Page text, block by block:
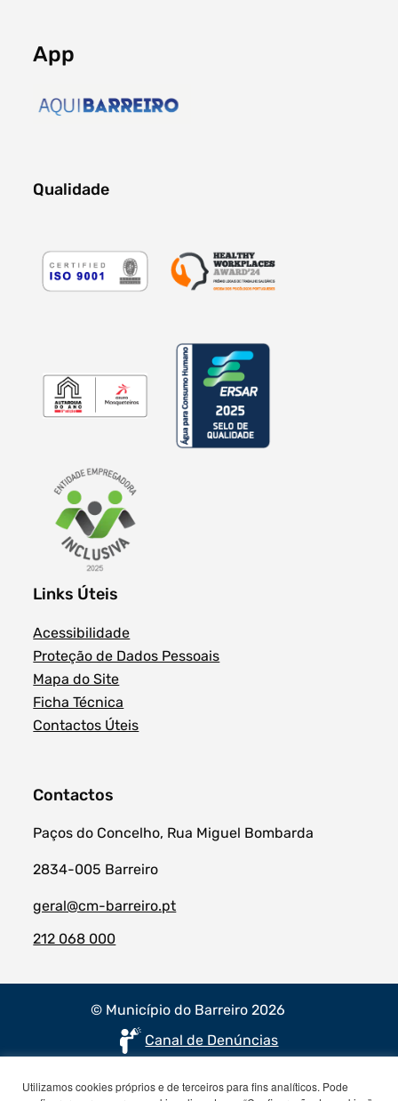
App
Qualidade
Links Úteis
Acessibilidade
Proteção de Dados Pessoais
Mapa do Site
Ficha Técnica
Contactos Úteis
Contactos
Paços do Concelho, Rua Miguel Bombarda
2834-005 Barreiro
geral@cm-barreiro.pt
212 068 000
© Município do Barreiro 2026
Canal de Denúncias
Utilizamos cookies próprios e de terceiros para fins analíticos. Pode